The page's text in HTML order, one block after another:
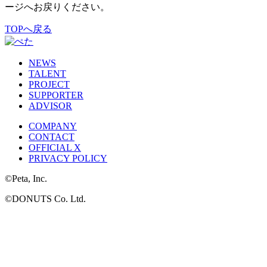
ージへお戻りください。
TOPへ戻る
NEWS
TALENT
PROJECT
SUPPORTER
ADVISOR
COMPANY
CONTACT
OFFICIAL X
PRIVACY POLICY
©Peta, Inc.
©DONUTS Co. Ltd.